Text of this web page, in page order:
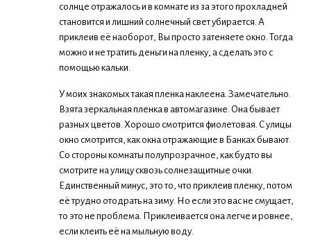
солнце отражалось и в комнате из за этого прохладней
становится и лишний солнечный свет убирается. А
приклеив её наоборот, Вы просто затеняете окно. Тогда
можно и не тратить деньги на пленку, а сделать это с
помощью кальки.
У моих знакомых такая пленка наклеена. Замечательно.
Взята зеркальная пленка в автомагазине. Она бывает
разных цветов. Хорошо смотрится фиолетовая. С улицы
окно смотрится, как окна отражающие в Банках бывают.
Со стороны комнаты полупрозрачное, как будто вы
смотрите на улицу сквозь солнезащитные очки.
Единственный минус, это то, что приклеив пленку, потом
её трудно отодрать на зиму. Но если это вас не смущает,
то это не проблема. Приклеивается она легче и ровнее,
если клеить её на мыльную воду.